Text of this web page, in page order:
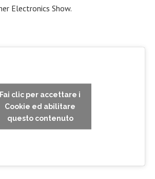
Electronics Show.
Fai clic per accettare i
Cookie ed abilitare
questo contenuto